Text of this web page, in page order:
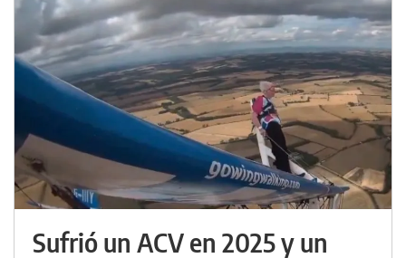
Sufrió un ACV en 2025 y un